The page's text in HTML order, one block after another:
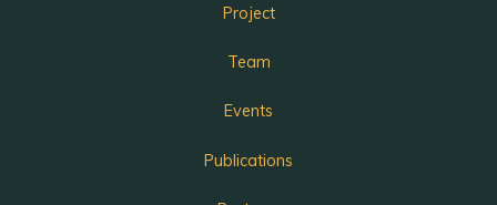
Project
Team
Events
Publications